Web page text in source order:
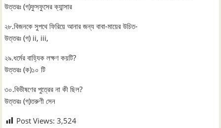
উত্তরঃ (গ)ফুসফুসের ক্যান্সার
২৮.বিজনকে সুপথে ফিরিয়ে আনার জন্য বাবা-মায়ের উচিত-
উত্তরঃ (গ) ii, iii,
২৯.ধর্মের বাহ্যিক লক্ষণ কয়টি?
উত্তরঃ (ক)১০ টি
৩০.বিভীষণের পুত্রের না কী ছিল?
উত্তরঃ (গ)তরুণী সেন
Post Views: 3,524